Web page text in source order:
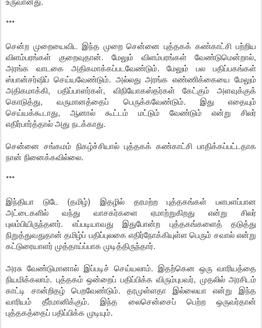
***
சென்ற முறையைவிட இந்த முறை சென்னை புத்தகக் கண்காட்சி பற்றிய
விளம்பரங்கள் குறைவுதான். மேலும் விளம்பரங்கள் வேண்டுமென்றால்,
அரங்க வாடகை அதிகமாக்கப்படவேண்டும். மேலும் பல பதிப்பகங்கள்
ஸ்பான்சர்ஷிப் செய்யவேண்டும். அல்லது அரங்க எண்ணிக்கையை மேலும்
அதிகமாக்கி, பதிப்பாளர்கள், விநியோகஸ்தர்கள் கேட்கும் அளவுக்குக்
கொடுத்து, வருமானத்தைப் பெருக்கவேண்டும். இது எதையும்
செய்யக்கூடாது, ஆனால் கூட்டம் மட்டும் வேண்டும் என்று சிலர்
எதிர்பார்த்தால் அது நடக்காது.
சென்னை சங்கமம் நிகழ்ச்சியால் புத்தகக் கண்காட்சி பாதிக்கப்பட்டதாக
நான் நினைக்கவில்லை.
***
இந்தியா டுடே (தமிழ்) இதழில் தரமற்ற புத்தகங்கள் பளபளப்பான
அட்டைகளில் வந்து வாசகர்களை ஏமாற்றுகிறது என்று சிலர்
புலம்பியிருந்தனர். எப்படியாவது இதுபோன்ற புத்தகங்களைத் தடுத்து
நிறுத்துவதுதான் தமிழ்ப் பதிப்புலகை எதிர்நோக்கியுள்ள பெரும் சவால் என்று
கட்டுரையாளர் முத்தாய்ப்பாக முடித்திருந்தார்.
அரசு வேண்டுமானால் இப்படிச் செய்யலாம். இதற்கென ஒரு வாரியத்தை
நியமிக்கலாம். புத்தகம் ஒன்றைப் பதிப்பிக்க விரும்புபவர், முதலில் அரசிடம்
காட்டி சான்றிதழ் பெறவேண்டும். தரமுள்ளதா இல்லையா என்று இந்த
வாரியம் தீர்மானிக்கும். இந்த லைசென்சைப் பெற்ற ஒருவர்தான்
புத்தகத்தைப் பதிப்பிக்க முடியும்.